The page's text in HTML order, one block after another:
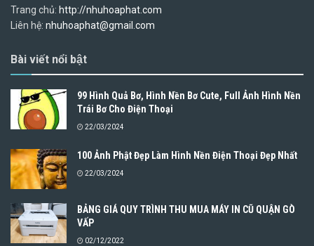
Trang chủ: http://nhuhoaphat.com
Liên hệ: nhuhoaphat@gmail.com
Bài viết nổi bật
99 Hình Quả Bơ, Hình Nền Bơ Cute, Full Ảnh Hình Nền
Trái Bơ Cho Điện Thoại
22/03/2024
100 Ảnh Phật Đẹp Làm Hình Nền Điện Thoại Đẹp Nhất
22/03/2024
BẢNG GIÁ QUY TRÌNH THU MUA MÁY IN CŨ QUẬN GÒ
VẤP
02/12/2022